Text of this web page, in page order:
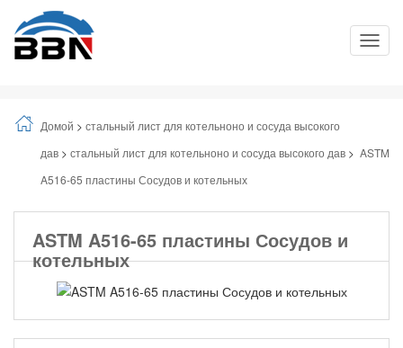
Toggle
Домой > стальный лист для котельноно и сосуда высокого
дав > стальный лист для котельноно и сосуда высокого дав > ASTM
A516-65 пластины Сосудов и котельных
ASTM A516-65 пластины Сосудов и
котельных